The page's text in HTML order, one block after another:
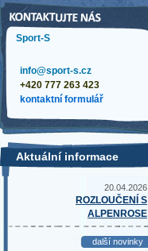
Sport-S
info@sport-s.cz
+420 777 263 423
kontaktní formulář
Aktuální informace
20.04.2026
ROZLOUČENÍ S
ALPENROSE
další novinky